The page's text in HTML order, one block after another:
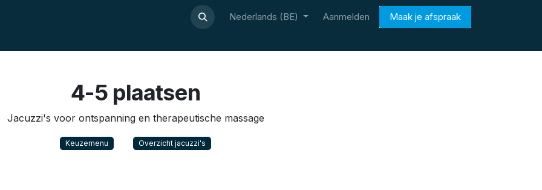
Contact Nederlands (BE) Aanmelden Maak je afspraak
4-5 plaatsen
Jacuzzi's voor ontspanning en therapeutische massage
Keuzemenu Overzicht jacuzzi's